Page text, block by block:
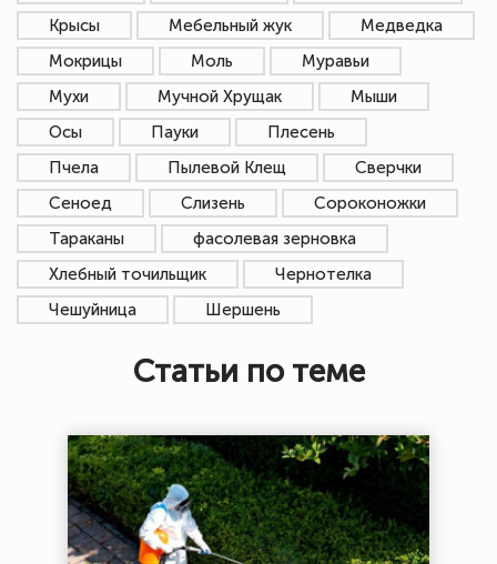
Крысы
Мебельный жук
Медведка
Мокрицы
Моль
Муравьи
Мухи
Мучной Хрущак
Мыши
Осы
Пауки
Плесень
Пчела
Пылевой Клещ
Сверчки
Сеноед
Слизень
Сороконожки
Тараканы
фасолевая зерновка
Хлебный точильщик
Чернотелка
Чешуйница
Шершень
Статьи по теме